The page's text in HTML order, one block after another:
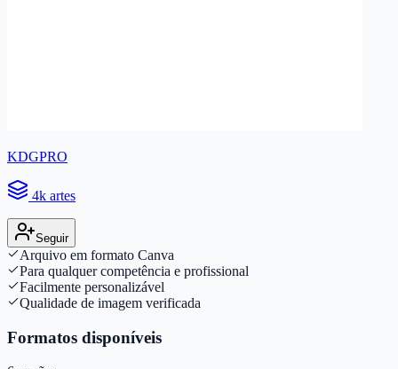
KDGPRO
4k artes
Seguir
Arquivo em formato Canva
Para qualquer competência e profissional
Facilmente personalizável
Qualidade de imagem verificada
Formatos disponíveis